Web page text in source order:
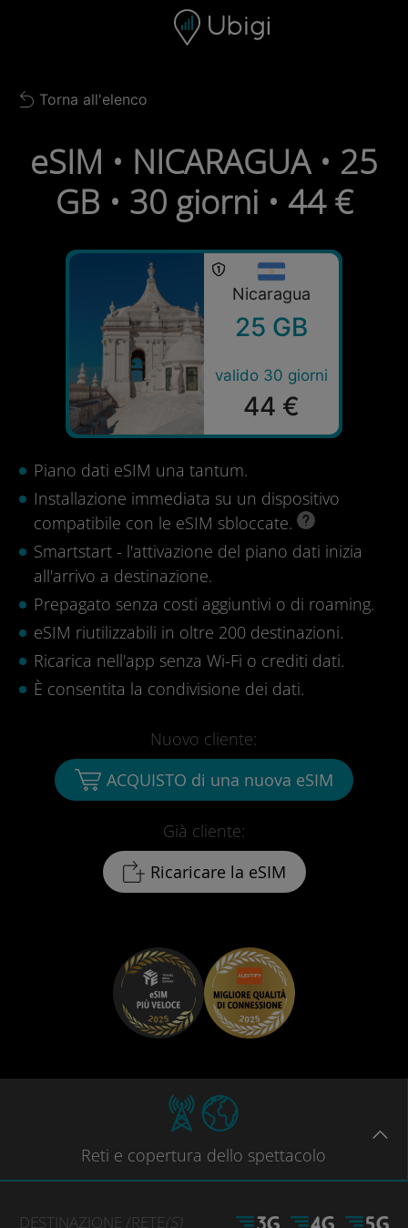
Barra di navigazione
Back to list
Torna all'elenco
eSIM • NICARAGUA • 25
GB • 30 giorni • 44 €
Nicaragua
25 GB
valido 30 giorni
44 €
Piano dati eSIM una tantum.
Installazione immediata su un dispositivo
compatibile con le eSIM sbloccate.
Smartstart - l'attivazione del piano dati inizia
all'arrivo a destinazione.
Prepagato senza costi aggiuntivi o di roaming.
eSIM riutilizzabili in oltre 200 destinazioni.
Ricarica nell'app senza Wi-Fi o crediti dati.
È consentita la condivisione dei dati.
Già cliente:
Ricaricare la eSIM
Nuovo cliente:
ACQUISTO di una nuova eSIM
Reti e copertura dello spettacolo
DESTINAZIONE /RETE(S)